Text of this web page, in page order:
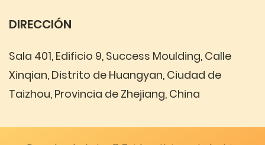
DIRECCIÓN
Sala 401, Edificio 9, Success Moulding, Calle
Xinqian, Distrito de Huangyan, Ciudad de
Taizhou, Provincia de Zhejiang, China